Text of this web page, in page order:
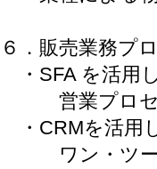
６．販売業務プ
・SFA を活用
営業プロセス
・CRMを活用
ワン・ツー